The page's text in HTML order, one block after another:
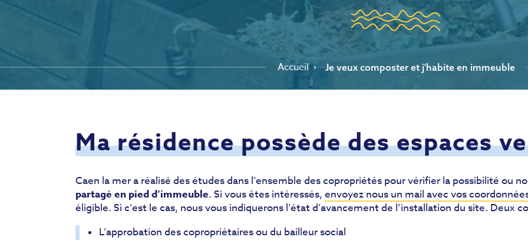
Accueil Je veux composter et j'habite en immeuble
Ma résidence possède des espaces
Caen la mer a réalisé des études dans l’ensemble des copropriétés pour vérifier la possibilité ou
partagé en pied d’immeuble. Si vous êtes intéressés, envoyez nous un mail avec vos
éligible. Si c’est le cas, nous vous indiquerons l’état d’avancement de l’installation du site. Deux
L’approbation des copropriétaires ou du bailleur social